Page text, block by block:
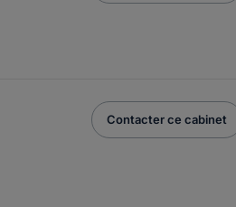
Contacter ce cabinet